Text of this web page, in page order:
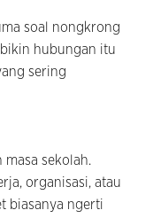
soal nongkrong
hubungan itu
sering
masa sekolah.
organisasi, atau
biasanya ngerti